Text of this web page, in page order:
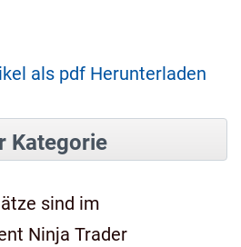
als pdf Herunterladen
Kategorie
sind im
Ninja Trader